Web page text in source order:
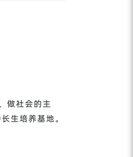
做社会的主
生培养基地。